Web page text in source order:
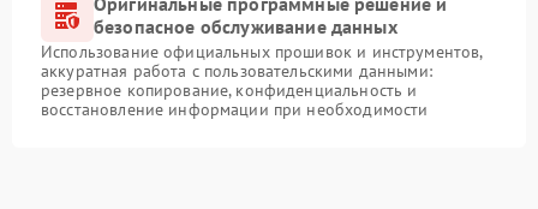
безопасное обслуживание данных
Использование официальных прошивок и инструментов,
аккуратная работа с пользовательскими данными:
резервное копирование, конфиденциальность и
восстановление информации при необходимости